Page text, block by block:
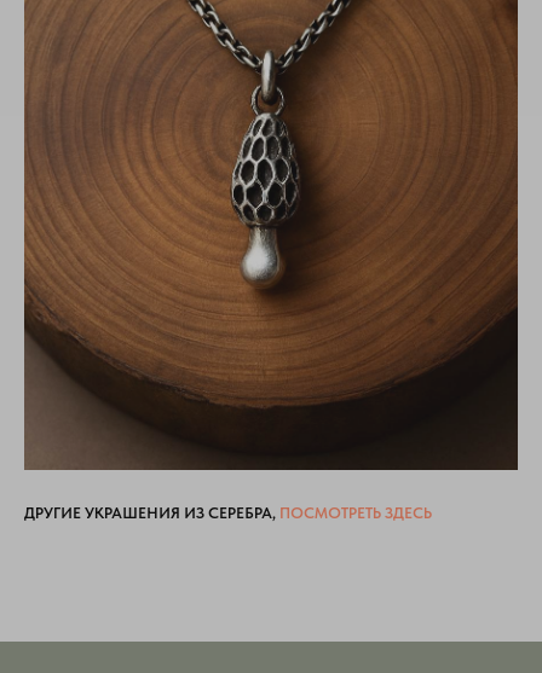
ДРУГИЕ УКРАШЕНИЯ ИЗ СЕРЕБРА, ПОСМОТРЕТЬ ЗДЕСЬ